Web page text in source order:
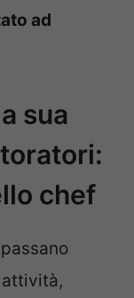
ad
sua
chef